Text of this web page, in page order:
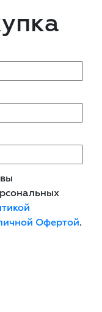
Офертой.